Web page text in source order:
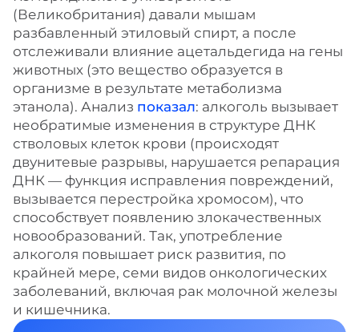
(Великобритания) давали мышам
разбавленный этиловый спирт, а после
отслеживали влияние ацетальдегида на гены
животных (это вещество образуется в
организме в результате метаболизма
этанола). Анализ показал: алкоголь вызывает
необратимые изменения в структуре ДНК
стволовых клеток крови (происходят
двунитевые разрывы, нарушается репарация
ДНК — функция исправления повреждений,
вызывается перестройка хромосом), что
способствует появлению злокачественных
новообразований. Так, употребление
алкоголя повышает риск развития, по
крайней мере, семи видов онкологических
заболеваний, включая рак молочной железы
и кишечника.